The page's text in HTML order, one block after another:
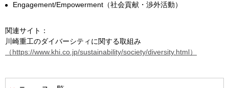
Engagement/Empowerment（社会貢献・渉外活動）
関連サイト：
川崎重工のダイバーシティに関する取組み
（https://www.khi.co.jp/sustainability/society/diversity.html）